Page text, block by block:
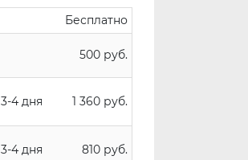
Бесплатно
500 руб.
3-4 дня 1 360 руб.
3-4 дня 810 руб.